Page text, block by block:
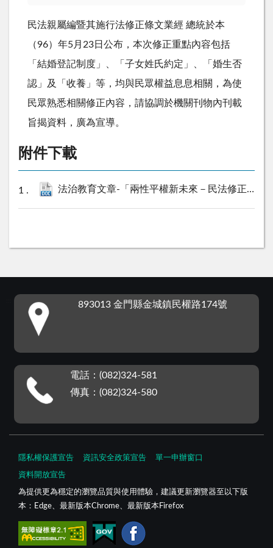
民法親屬編暨其施行法修正條文業經 總統於本
（96）年5月23日公布，本次修正重點內容包括
「結婚登記制度」、「子女姓氏約定」、「婚生否
認」及「收養」等，均與民眾權益息息相關，為使
民眾熟悉相關修正內容，請協調於機關刊物內刊載
旨揭資料，廣為宣導。
附件下載
法治教育文章-「兩性平權新未來－民法修正面面觀」.doc
893013 金門縣金城鎮民權路174號
電話：(082)324-581
傳真：(082)324-580
隱私權保護宣告 資訊安全政策宣告 單一申辦窗口
資料開放宣告
為提供更為穩定的瀏覽品質與使用體驗，建議更新瀏覽器至以下版
本：Edge、最新版本Chrome、最新版本Firefox